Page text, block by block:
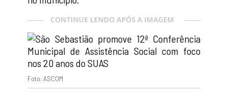
Foto: ASCOM